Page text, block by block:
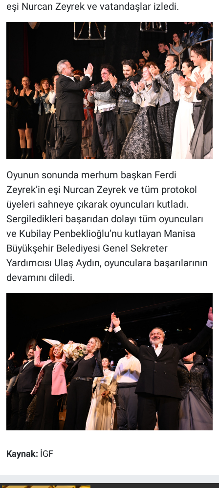
eşi Nurcan Zeyrek ve vatandaşlar izledi.
Oyunun sonunda merhum başkan Ferdi
Zeyrek’in eşi Nurcan Zeyrek ve tüm protokol
üyeleri sahneye çıkarak oyuncuları kutladı.
Sergiledikleri başarıdan dolayı tüm oyuncuları
ve Kubilay Penbeklioğlu’nu kutlayan Manisa
Büyükşehir Belediyesi Genel Sekreter
Yardımcısı Ulaş Aydın, oyunculara başarılarının
devamını diledi.
Kaynak: İGF